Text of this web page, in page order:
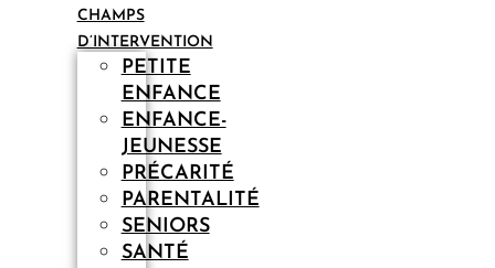
CHAMPS
D’INTERVENTION
PETITE
ENFANCE
ENFANCE-
JEUNESSE
PRÉCARITÉ
PARENTALITÉ
SENIORS
SANTÉ